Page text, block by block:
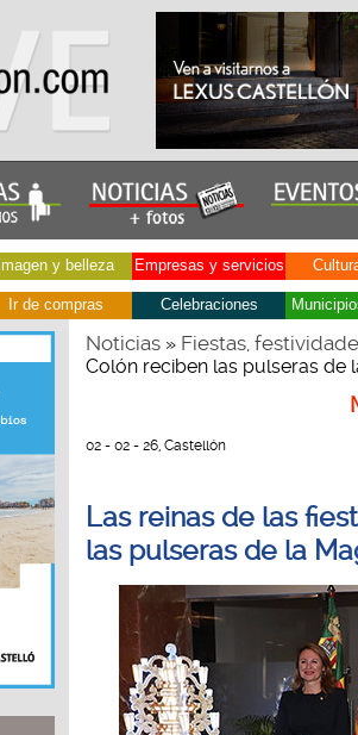
Imagen y belleza Empresas y servicios
Ir de compras Celebraciones
Noticias» Fiestas,
Colón reciben las pulseras de
02 - 02 - 26, Castellón
Las reinas de las
las pulseras de la